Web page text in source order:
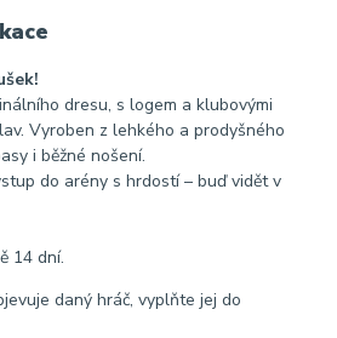
dresu, s logem a klubovými
Vyroben z lehkého a prodyšného
i běžné nošení.
do arény s hrdostí – buď vidět v
14 dní.
daný hráč, vyplňte jej do